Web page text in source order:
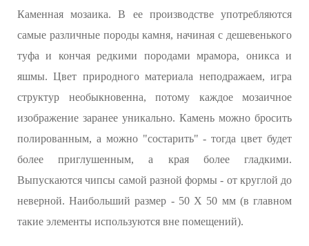
Каменная мозаика. В ее производстве употребляются
самые различные породы камня, начиная с дешевенького
туфа и кончая редкими породами мрамора, оникса и
яшмы. Цвет природного материала неподражаем, игра
структур необыкновенна, потому каждое мозаичное
изображение заранее уникально. Камень можно бросить
полированным, а можно "состарить" - тогда цвет будет
более приглушенным, а края более гладкими.
Выпускаются чипсы самой разной формы - от круглой до
неверной. Наибольший размер - 50 X 50 мм (в главном
такие элементы используются вне помещений).